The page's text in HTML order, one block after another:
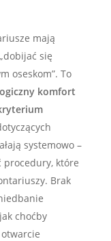
mają
się
oseskom”. To
komfort
systemowo –
procedury, które
Brak
choćby